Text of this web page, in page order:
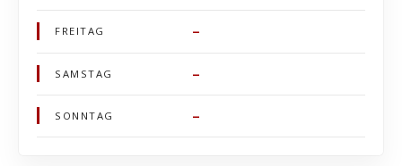
FREITAG –
SAMSTAG –
SONNTAG –